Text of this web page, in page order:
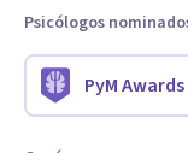
Psicólogos
PyM